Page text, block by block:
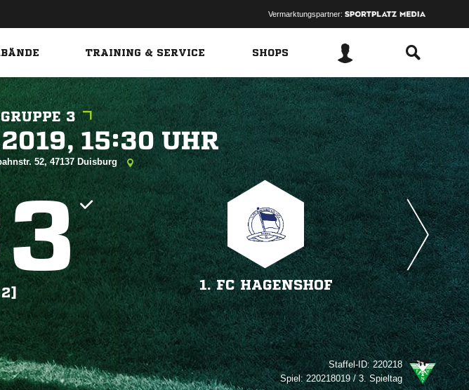
Vermarktungspartner:
TRAINING & SERVICE SHOPS
3
  
52, 47137 Duisburg

1. FC HAGENSHOF
Staffel-ID:220218
Spiel:220218019 / 3. Spieltag